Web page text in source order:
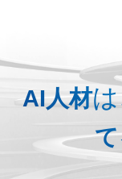
AI人材